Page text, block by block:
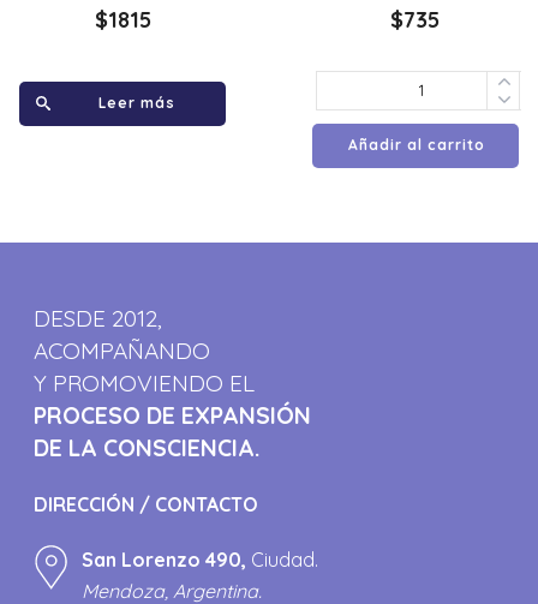
$1815
Leer más
$735
Añadir al carrito
DESDE 2012,
ACOMPAÑANDO
Y PROMOVIENDO EL
PROCESO DE EXPANSIÓN
DE LA CONSCIENCIA.
DIRECCIÓN / CONTACTO
San Lorenzo 490, Ciudad.
Mendoza, Argentina.